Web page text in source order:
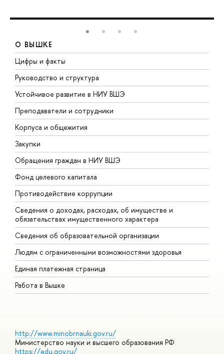
О ВЫШКЕ
Цифры и факты
Руководство и структура
Устойчивое развитие в НИУ ВШЭ
Преподаватели и сотрудники
Корпуса и общежития
Закупки
Обращения граждан в НИУ ВШЭ
Фонд целевого капитала
Противодействие коррупции
Сведения о доходах, расходах, об имуществе и
обязательствах имущественного характера
Сведения об образовательной организации
Людям с ограниченными возможностями здоровья
Единая платежная страница
Работа в Вышке
http://www.minobrnauki.gov.ru/
Министерство науки и высшего образования РФ
https://edu.gov.ru/